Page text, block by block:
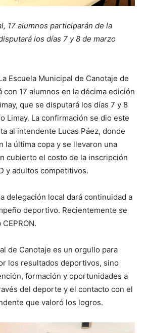
17 alumnos participarán de la
los días 7 y 8 de marzo
Escuela Municipal de Canotaje de
17 alumnos en la décima edición
que se disputará los días 7 y 8
Limay. La confirmación se dio este
al intendente Lucas Páez, donde
la última copa y se llevaron una
cubierto el costo de la inscripción
y adultos competitivos.
delegación local dará continuidad a
deportivo. Recientemente se
de Canotaje es un orgullo para
los resultados deportivos, sino
formación y oportunidades a
del deporte y el contacto con el
que valoró los logros.